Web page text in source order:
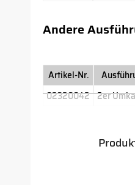
Andere
Artikel-Nr.
02320042 2er